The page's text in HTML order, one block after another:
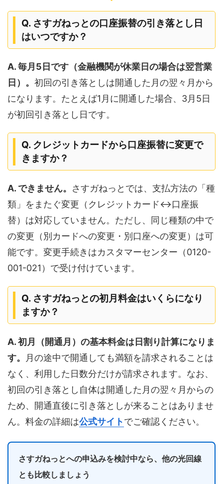
Q. さすガねっとの口座振替の引き落とし日
はいつですか？
A. 毎月5日です（金融機関が休業日の場合は翌営業
日）。 初回の引き落としは開通した月の翌々月から
になります。たとえば1月に開通した場合、3月5日
が初回引き落とし日です。
Q. クレジットカードから口座振替に変更で
きますか？
A. できません。 さすガねっとでは、支払方法の「種
類」をまたぐ変更（クレジットカード↔口座振
替）は対応していません。ただし、同じ種類の中で
の変更（別カードへの変更・別口座への変更）は可
能です。変更手続きはカスタマーセンター（0120-
001-021）で受け付けています。
Q. さすガねっとの初月料金はいくらになり
ますか？
A. 初月（開通月）の基本料金は日割り計算になりま
す。
月の途中で開通しても満額を請求されることは
なく、利用した日数分だけが請求されます。なお、
初回の引き落とし自体は開通した月の翌々月からの
ため、開通直後に引き落としが来ることはありませ
ん。料金の詳細は公式サイトでご確認ください。
さすガねっとへの申込みを検討中なら、他の光回線
とも比較しましょう